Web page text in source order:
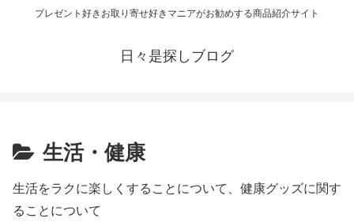
プレゼント好きお取り寄せ好きマニアがお勧めする商品紹介サイト
日々是探しブログ
生活・健康
生活をラクに楽しくすることについて、健康グッズに関す
ることについて